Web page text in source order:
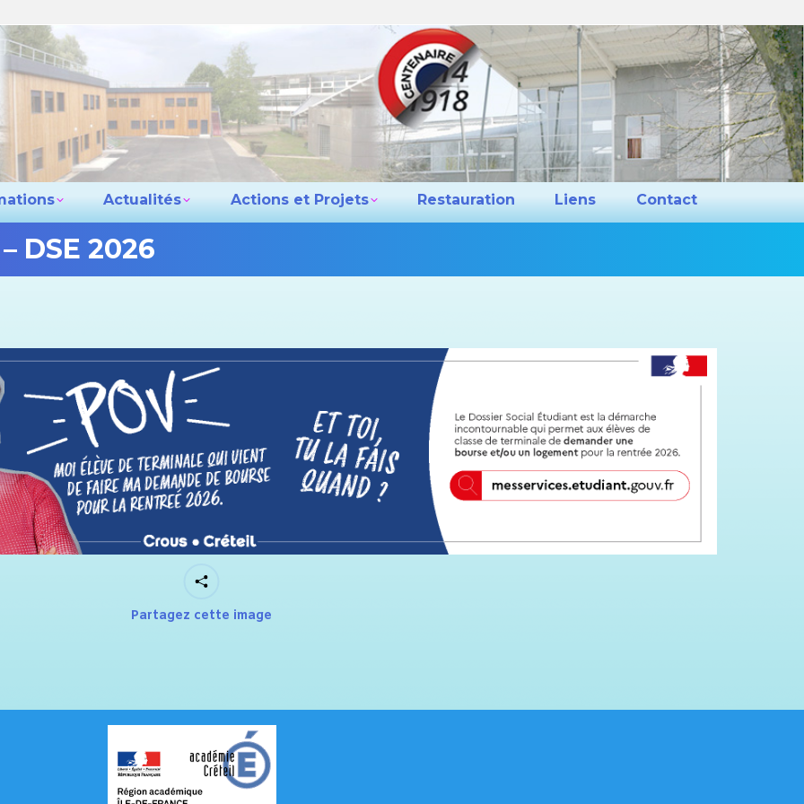
Actualités Actions et Projets Restauration Liens Contact
DSE 2026
êtes
Partagez cette image
lycée Actions et Projets Restauration Liens
Contact